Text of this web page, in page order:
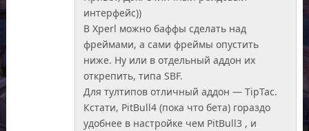
интерфейс))
В Xperl можно баффы сделать над
фреймами, а сами фреймы опустить
ниже. Ну или в отдельный аддон их
открепить, типа SBF.
Для тултипов отличный аддон — TipTac.
Кстати, PitBull4 (пока что бета) гораздо
удобнее в настройке чем PitBull3 , и